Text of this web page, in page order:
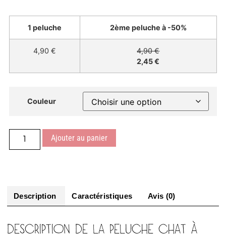
1 peluche 2ème peluche à -50%
4,90 €
4,90 €
2,45 €
Couleur
Ajouter au panier
Description Caractéristiques Avis (0)
DESCRIPTION DE LA PELUCHE CHAT À